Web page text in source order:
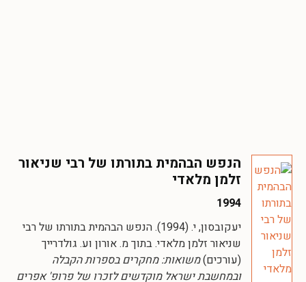
הנפש הבהמית בתורתו של רבי שניאור
זלמן מלאדי
1994
יעקובסון, י. (1994). הנפש הבהמית בתורתו של רבי
שניאור זלמן מלאדי. בתוך מ. אורון וע. גולדרייך
(עורכים)משואות: מחקרים בספרות הקבלה
ובמחשבת ישראל מוקדשים לזכרו של פרופ' אפרים